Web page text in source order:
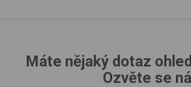
Máte nějaký dotaz
Ozvěte se